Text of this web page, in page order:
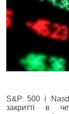
S&P 500 і
закритті в